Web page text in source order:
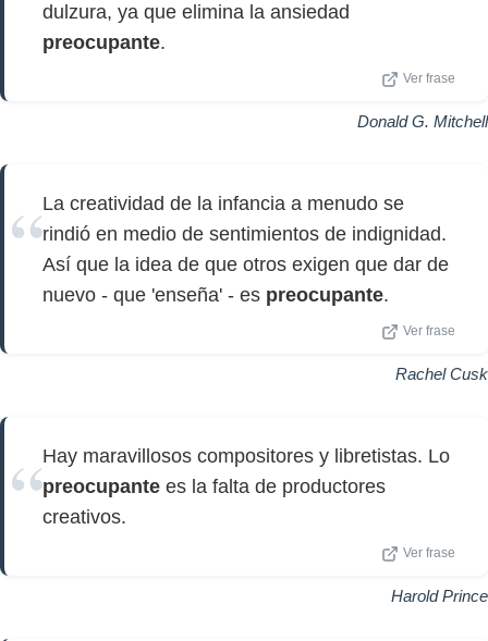
dulzura, ya que elimina la ansiedad
preocupante.
Ver frase
Donald G. Mitchell
La creatividad de la infancia a menudo se
rindió en medio de sentimientos de indignidad.
Así que la idea de que otros exigen que dar de
nuevo - que 'enseña' - es preocupante.
Ver frase
Rachel Cusk
Hay maravillosos compositores y libretistas. Lo
preocupante es la falta de productores
creativos.
Ver frase
Harold Prince